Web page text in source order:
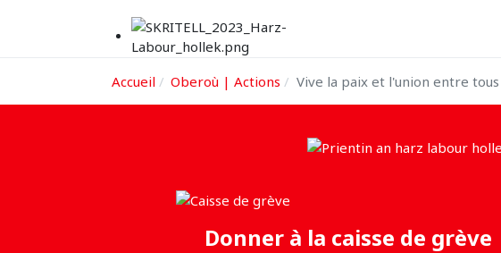
Accueil Oberoù | Actions Vive la paix et l'union entre
Donner à la caisse de grève